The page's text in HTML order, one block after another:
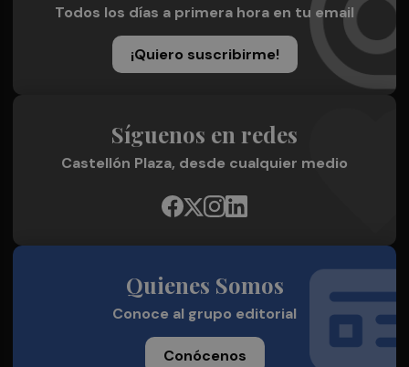
Todos los días a primera hora en tu email
¡Quiero suscribirme!
Síguenos en redes
Castellón Plaza, desde cualquier medio
Quienes Somos
Conoce al grupo editorial
Conócenos